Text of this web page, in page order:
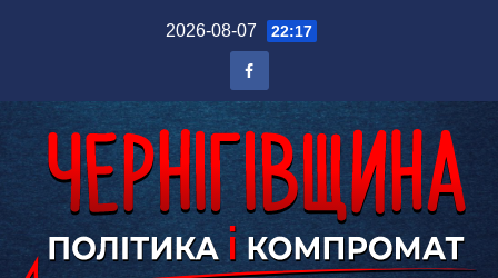
2026-08-07 22:17